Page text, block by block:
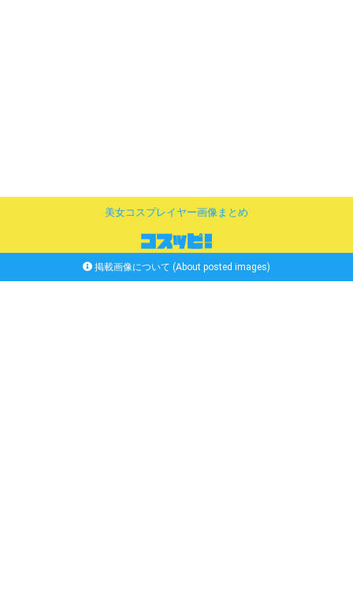
美女コスプレイヤー画像まとめ
掲載画像について (About posted images)